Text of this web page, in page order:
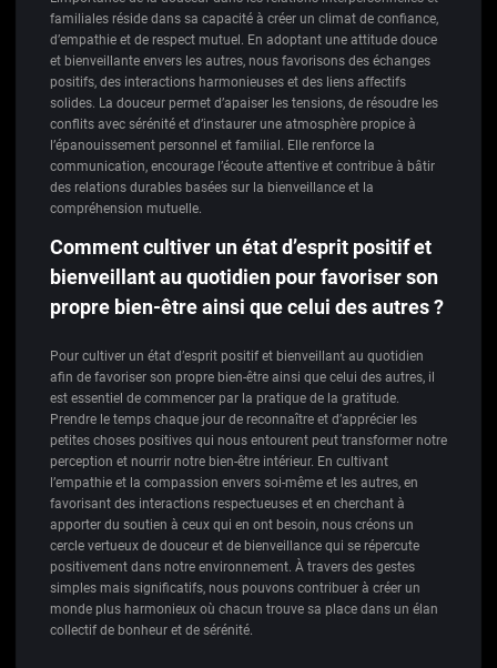
familiales réside dans sa capacité à créer un climat de confiance,
d’empathie et de respect mutuel. En adoptant une attitude douce
et bienveillante envers les autres, nous favorisons des échanges
positifs, des interactions harmonieuses et des liens affectifs
solides. La douceur permet d’apaiser les tensions, de résoudre les
conflits avec sérénité et d’instaurer une atmosphère propice à
l’épanouissement personnel et familial. Elle renforce la
communication, encourage l’écoute attentive et contribue à bâtir
des relations durables basées sur la bienveillance et la
compréhension mutuelle.
Comment cultiver un état d’esprit positif et
bienveillant au quotidien pour favoriser son
propre bien-être ainsi que celui des autres ?
Pour cultiver un état d’esprit positif et bienveillant au quotidien
afin de favoriser son propre bien-être ainsi que celui des autres, il
est essentiel de commencer par la pratique de la gratitude.
Prendre le temps chaque jour de reconnaître et d’apprécier les
petites choses positives qui nous entourent peut transformer notre
perception et nourrir notre bien-être intérieur. En cultivant
l’empathie et la compassion envers soi-même et les autres, en
favorisant des interactions respectueuses et en cherchant à
apporter du soutien à ceux qui en ont besoin, nous créons un
cercle vertueux de douceur et de bienveillance qui se répercute
positivement dans notre environnement. À travers des gestes
simples mais significatifs, nous pouvons contribuer à créer un
monde plus harmonieux où chacun trouve sa place dans un élan
collectif de bonheur et de sérénité.